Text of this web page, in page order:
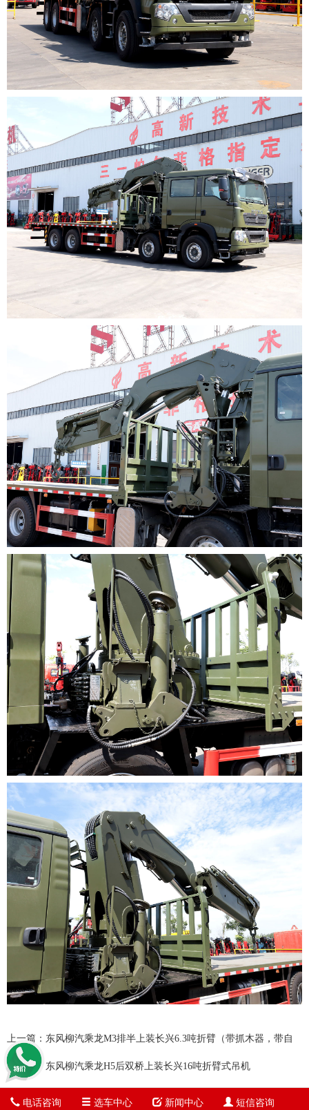
上一篇：东风柳汽乘龙M3排半上装长兴6.3吨折臂（带抓木器，带自
卸）
下一篇：东风柳汽乘龙H5后双桥上装长兴16吨折臂式吊机
电话咨询 选车中心 新闻中心 短信咨询